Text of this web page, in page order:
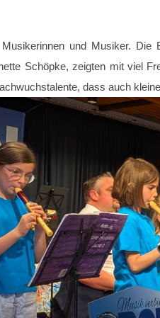
und Musiker. Die
Schöpke, zeigten mit viel
dass auch